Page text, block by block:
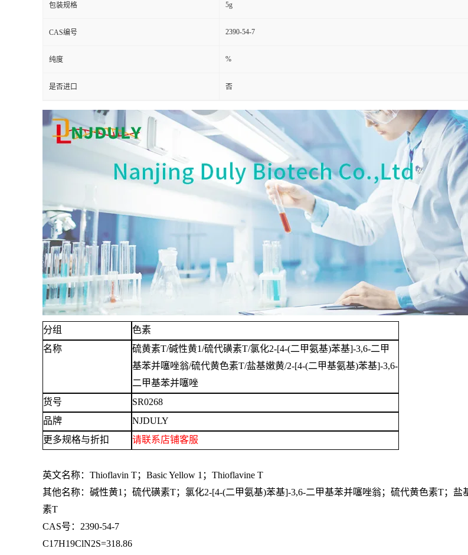
包装规格 5g
CAS编号 2390-54-7
纯度 %
是否进口 否
分组
色素
名称
硫黄素T/碱性黄1/硫代磺素T/氯化2-[4-(二甲氨基)苯基]-3,6-二甲
基苯并噻唑翁/硫代黄色素T/盐基嫩黄/2-[4-(二甲基氨基)苯基]-3,6-
二甲基苯并噻唑
货号
SR0268
品牌
NJDULY
更多规格与折扣
请联系店铺客服
英文名称： Thioflavin T；Basic Yellow 1；Thioflavine T
其他名称：碱性黄1；硫代磺素T；氯化2-[4-(二甲氨基)苯基]-3,6-二甲基苯并噻唑翁；硫代黄色素T；
素T
CAS号：2390-54-7
C17H19ClN2S=318.86